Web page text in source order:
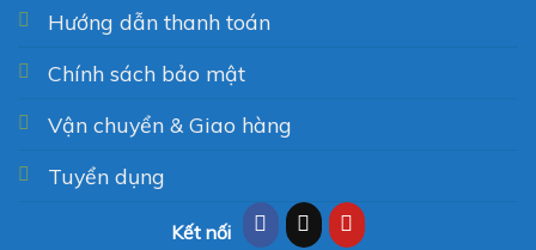
Hướng dẫn thanh toán
Chính sách bảo mật
Vận chuyển & Giao hàng
Tuyển dụng
Kết nối